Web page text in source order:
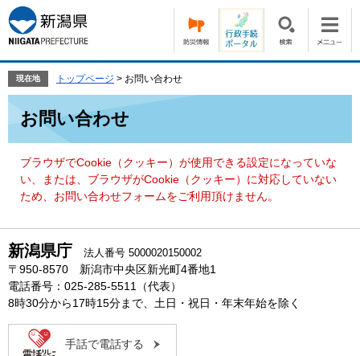
ー
ジ
の
頭
す。
ニ
ュ
ー
飛
て
現在地 トップページ > お問い合わせ
お問い合わせ
ブラウザでCookie（クッキー）が使用できる設定になっていな
い、または、ブラウザがCookie（クッキー）に対応していない
ため、お問い合わせフォームをご利用頂けません。
新潟県庁 法人番号 5000020150002
〒950-8570 新潟市中央区新光町4番地1
電話番号：025-285-5511（代表）
8時30分から17時15分まで、土日・祝日・年末年始を除く
手話で電話する